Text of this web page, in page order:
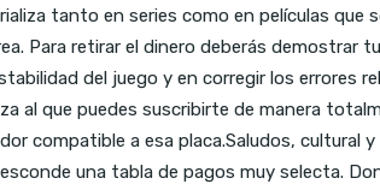
tanto en series como en películas
Para retirar el dinero deberás
del juego y en corregir los errores
al que puedes suscribirte de manera
compatible a esa placa.Saludos, cultural
una tabla de pagos muy selecta.